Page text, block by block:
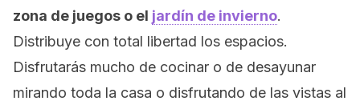
zona de juegos o el jardín de invierno.
Distribuye con total libertad los espacios.
Disfrutarás mucho de cocinar o de desayunar
mirando toda la casa o disfrutando de las vistas al